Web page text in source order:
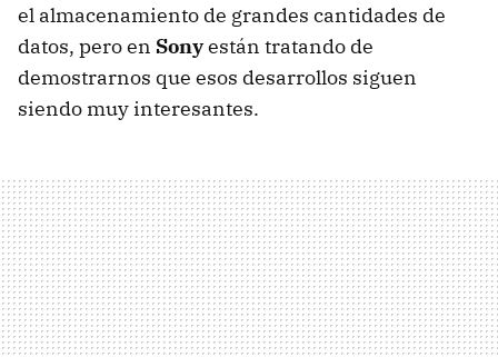
el almacenamiento de grandes cantidades de
datos, pero en Sonyestán tratando de
demostrarnos que esos desarrollos siguen
siendo muy interesantes.